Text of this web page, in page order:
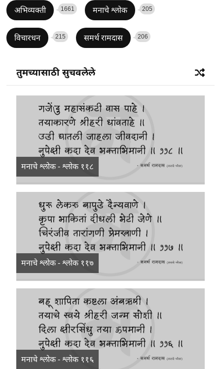
अभिव्यक्ती 1661 मनाचे श्लोक 205
विचारधन 215 समर्थ रामदास 206
तुमच्यासाठी सुचवलेले
मनाचे श्लोक - श्लोक ११८
मनाचे श्लोक - श्लोक ११७
मनाचे श्लोक - श्लोक ११६